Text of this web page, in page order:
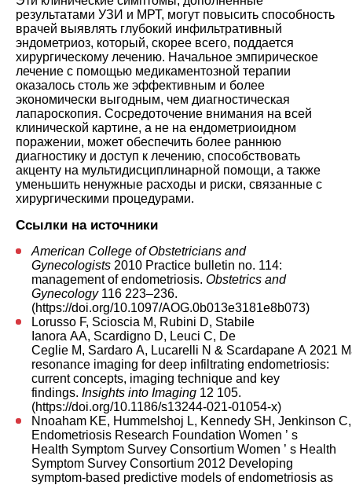
результатами УЗИ и МРТ, могут повысить способность
врачей выявлять глубокий инфильтративный
эндометриоз, который, скорее всего, поддается
хирургическому лечению. Начальное эмпирическое
лечение с помощью медикаментозной терапии
оказалось столь же эффективным и более
экономически выгодным, чем диагностическая
лапароскопия. Сосредоточение внимания на всей
клинической картине, а не на ендометриоидном
поражении, может обеспечить более раннюю
диагностику и доступ к лечению, способствовать
акценту на мультидисциплинарной помощи, а также
уменьшить ненужные расходы и риски, связанные с
хирургическими процедурами.
Ссылки на источники
American College of Obstetricians and
Gynecologists 2010 Practice bulletin no. 114:
management of endometriosis. Obstetrics and
Gynecology116 223–236.
(https://doi.org/10.1097/AOG.0b013e3181e8b073)
Lorusso F, Scioscia M, Rubini D, Stabile
Ianora AA, Scardigno D, Leuci C, De
Ceglie M, Sardaro A, Lucarelli N & Scardapane A 2021
resonance imaging for deep infiltrating endometriosis:
current concepts, imaging technique and key
findings. Insights into Imaging 12 105.
(https://doi.org/10.1186/s13244-021-01054-x)
Nnoaham KE, Hummelshoj L, Kennedy SH, Jenkinson
Endometriosis Research Foundation Women ’ s
Health Symptom Survey Consortium Women ’ s Health
Symptom Survey Consortium 2012 Developing
symptom-based predictive models of endometriosis as